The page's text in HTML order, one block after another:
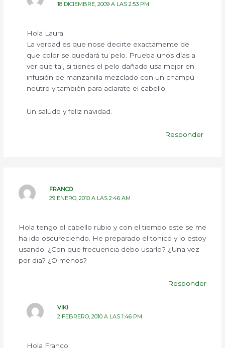
18 DICIEMBRE, 2009 A LAS 2:53 PM
Hola Laura.
La verdad es que nose decirte exactamente de
que color se quedará tu pelo. Prueba unos días a
ver que tal, si tienes el pelo dañado usa mejor en
infusión de manzanilla mezclado con un champú
neutro y también para aclarate el cabello.
Un saludo y feliz navidad.
Responder
FRANCO
29 ENERO, 2010 A LAS 2:46 AM
Hola tengo el cabello rubio y con el tiempo este se me
ha ido oscureciendo. He preparado el tonico y lo estoy
usando. ¿Con que frecuencia debo usarlo? ¿Una vez
por dia? ¿O menos?
Responder
VIKI
2 FEBRERO, 2010 A LAS 1:46 PM
Hola Franco.